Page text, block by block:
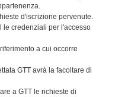
d'iscrizione pervenute.
le credenziali per l'accesso
a cui occorre
GTT avrà la facoltare di
a GTT le richieste di